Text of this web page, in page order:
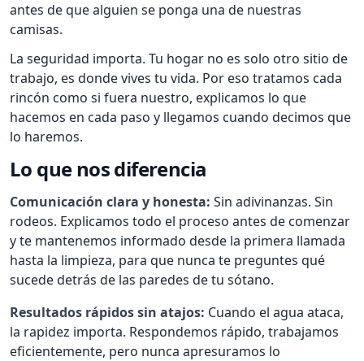
antes de que alguien se ponga una de nuestras
camisas.
La seguridad importa. Tu hogar no es solo otro sitio de
trabajo, es donde vives tu vida. Por eso tratamos cada
rincón como si fuera nuestro, explicamos lo que
hacemos en cada paso y llegamos cuando decimos que
lo haremos.
Lo que nos diferencia
Comunicación clara y honesta: Sin adivinanzas. Sin
rodeos. Explicamos todo el proceso antes de comenzar
y te mantenemos informado desde la primera llamada
hasta la limpieza, para que nunca te preguntes qué
sucede detrás de las paredes de tu sótano.
Resultados rápidos sin atajos: Cuando el agua ataca,
la rapidez importa. Respondemos rápido, trabajamos
eficientemente, pero nunca apresuramos lo